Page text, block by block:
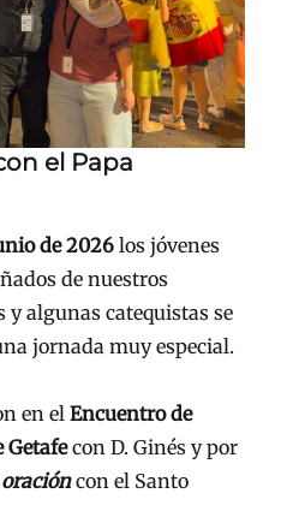
el Papa
de 2026 los jóvenes
de nuestros
y algunas catequistas se
jornada muy especial.
en el Encuentro de
Getafecon D. Ginés y por
con el Santo